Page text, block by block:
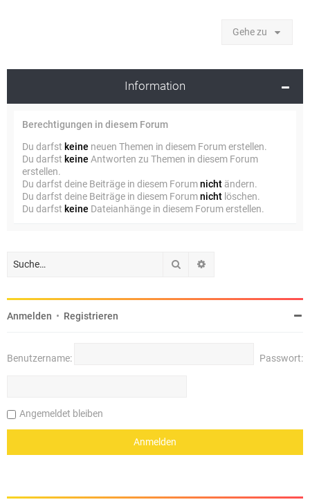
Gehe zu
Information
Berechtigungen in diesem Forum
Du darfst keine neuen Themen in diesem Forum erstellen.
Du darfst keine Antworten zu Themen in diesem Forum
erstellen.
Du darfst deine Beiträge in diesem Forumnicht ändern.
Du darfst deine Beiträge in diesem Forumnicht löschen.
Du darfst keine Dateianhänge in diesem Forum erstellen.
Suche
Anmelden • Registrieren
Benutzername: Passwort:
Angemeldet bleiben